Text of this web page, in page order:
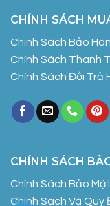
CHÍNH SÁCH
Chính Sách Bảo
Chính Sách Thanh
Chính Sách Đổi Trả
CHÍNH SÁCH
Chính Sách Bảo
Chính Sách Và Quy